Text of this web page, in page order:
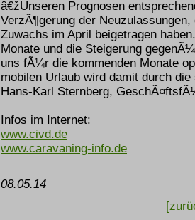
â€žUnseren Prognosen
VerzÃ¶gerung der
Zuwachs im April beigetragen
Monate und die Steigerung
uns fÃ¼r die kommenden Monate
mobilen Urlaub wird damit durch
Hans-Karl Sternberg,
Infos im Internet:
www.civd.de
www.caravaning-info.de
08.05.14